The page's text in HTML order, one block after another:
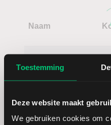
Toestemming
Deze website maakt
We gebruiken cookies om
Naam
Bitcoin Group